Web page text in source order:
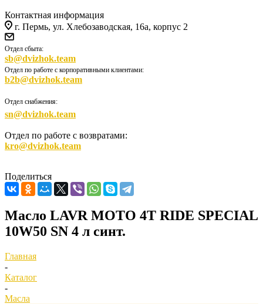
Контактная информация
г. Пермь, ул. Хлебозаводская, 16а, корпус 2
Отдел сбыта:
sb@dvizhok.team
Отдел по работе с корпоративными клиентами:
b2b@dvizhok.team
Отдел снабжения:
sn@dvizhok.team
Отдел по работе с возвратами:
kro@dvizhok.team
Поделиться
Масло LAVR MOTO 4T RIDE SPECIAL
10W50 SN 4 л синт.
Главная
-
Каталог
-
Масла